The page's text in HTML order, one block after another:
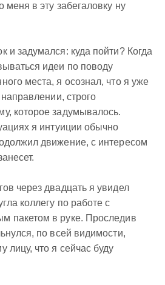
меня в эту забегаловку ну
и задумался: куда пойти? Когда
идеи по поводу
места, я осознал, что я уже
строго
которое задумывалось.
я интуиции обычно
движение, с интересом
через двадцать я увидел
коллегу по работе с
пакетом в руке. Проследив
по всей видимости,
лицу, что я сейчас буду